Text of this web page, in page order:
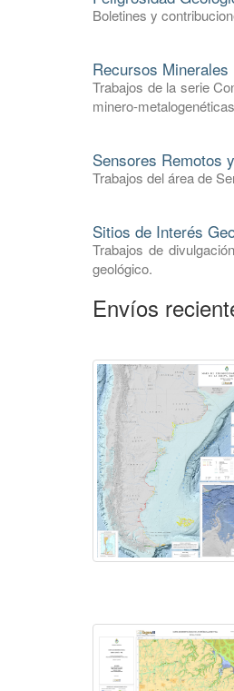
Boletines y
Recursos Minerales
Trabajos de la serie
minero-
Sensores Remotos
Trabajos del área de
Sitios de Interés
Trabajos de
geológico.
Envíos